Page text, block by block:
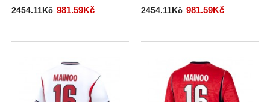
2454.11Kč 981.59Kč 2454.11Kč 981.59Kč